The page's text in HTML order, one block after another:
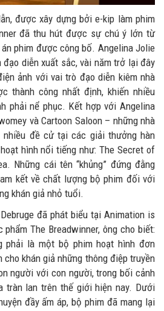
được xây dựng bởi e-kip làm phim
đã thu hút được sự chú ý lớn từ
phim được công bố. Angelina Jolie
diễn xuất sắc, vài năm trở lại đây
ảnh với vai trò đạo diễn kiêm nhà
thành công nhất định, khiến nhiều
phải nể phục. Kết hợp với Angelina
và Cartoon Saloon – những nhà
nhiều đề cử tại các giải thưởng hàn
hình nổi tiếng như: The Secret of
Những cái tên “khủng” đứng đằng
kết về chất lượng bộ phim đối với
khán giả nhỏ tuổi.
đã phát biểu tại Animation is
The Breadwinner, ông cho biết:
phải là một bộ phim hoạt hình đơn
cho khán giả những thông điệp truyền
người với con người, trong bối cảnh
tràn lan trên thế giới hiện nay. Dưới
đầy ấm áp, bộ phim đã mang lại